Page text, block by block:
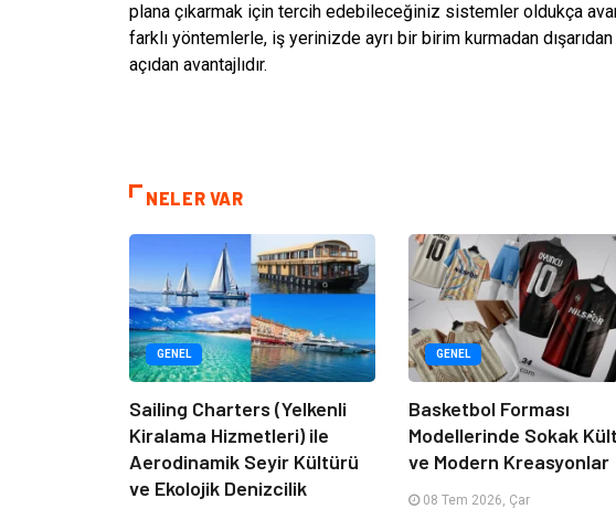
plana çıkarmak için tercih edebileceğiniz sistemler oldukça
farklı yöntemlerle, iş yerinizde ayrı bir birim kurmadan
açıdan avantajlıdır.
NELER VAR
GENEL
Sailing Charters (Yelkenli
Kiralama Hizmetleri) ile
Aerodinamik Seyir Kültürü
ve Ekolojik Denizcilik
GENEL
Basketbol Forması
Modellerinde Sokak
ve Modern Kreasyonlar
08 Tem 2026, Çar